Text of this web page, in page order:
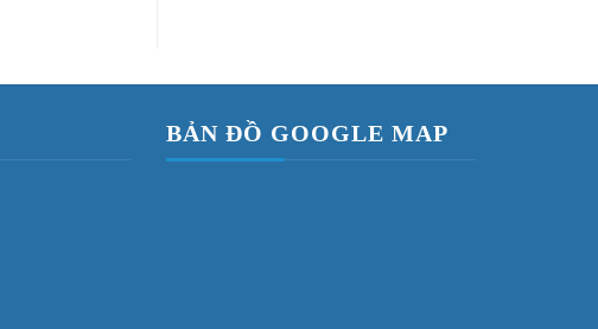
BẢN ĐỒ GOOGLE MAP